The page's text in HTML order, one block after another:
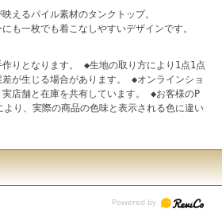
えるパイル素材のタンクトップ。
も一枚でも着こなしやすいデザインです。
りとなります。 ◆生地の取り方により1点1点
が生じる場合があります。 ◆オンラインショ
店舗と在庫を共有しています。 ◆お客様のP
り、実際の商品の色味と表示される色に違い